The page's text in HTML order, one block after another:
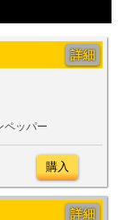
詳細
ペッパー
購入
詳細